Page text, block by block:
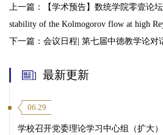
上一篇：
【学术预告】数统学院零壹论
stability of the Kolmogorov flow at high
下一篇： 会议日程| 第七届中德教学论对
最新更新
06.29
学校召开党委理论学习中心组（扩大